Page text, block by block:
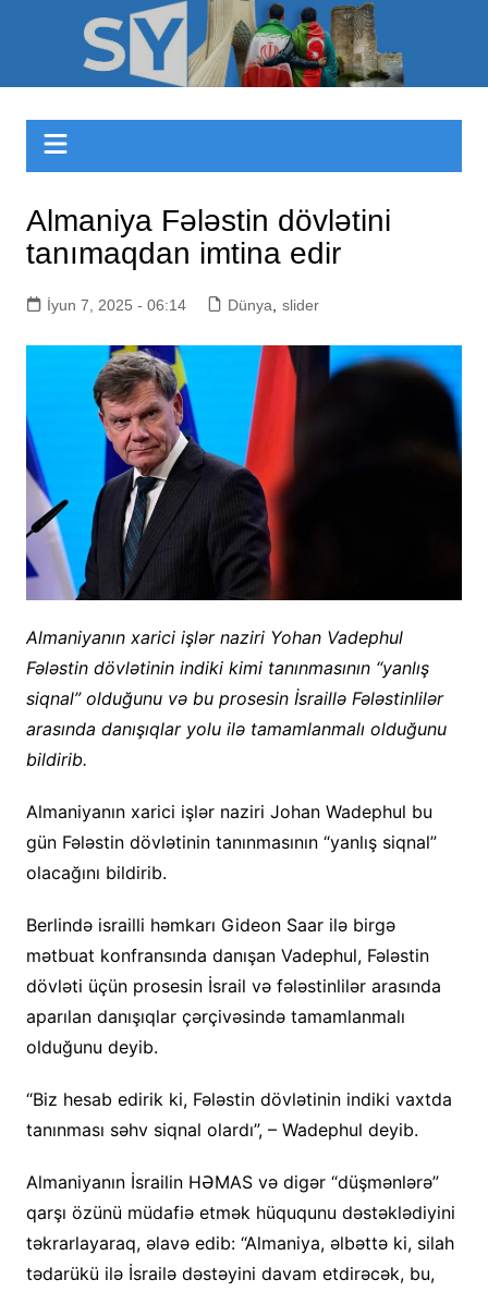
Sizinyol.org
Almaniya Fələstin dövlətini
tanımaqdan imtina edir
İyun 7, 2025 - 06:14 Dünya slider
Almaniyanın xarici işlər naziri Yohan Vadephul
Fələstin dövlətinin indiki kimi tanınmasının “yanlış
siqnal” olduğunu və bu prosesin İsraillə Fələstinlilər
arasında danışıqlar yolu ilə tamamlanmalı olduğunu
bildirib.
Almaniyanın xarici işlər naziri Johan Wadephul bu
gün Fələstin dövlətinin tanınmasının “yanlış siqnal”
olacağını bildirib.
Berlində israilli həmkarı Gideon Saar ilə birgə
mətbuat konfransında danışan Vadephul, Fələstin
dövləti üçün prosesin İsrail və fələstinlilər arasında
aparılan danışıqlar çərçivəsində tamamlanmalı
olduğunu deyib.
“Biz hesab edirik ki, Fələstin dövlətinin indiki vaxtda
tanınması səhv siqnal olardı”, – Wadephul deyib.
Almaniyanın İsrailin HƏMAS və digər “düşmənlərə”
qarşı özünü müdafiə etmək hüququnu dəstəklədiyini
təkrarlayaraq, əlavə edib: “Almaniya, əlbəttə ki, silah
tədarükü ilə İsrailə dəstəyini davam etdirəcək, bu,